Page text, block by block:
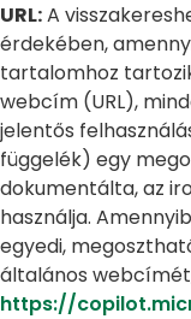
URL:A
érdekében,
tartalomhoz
webcím (URL),
jelentős
függelék) egy
dokumentálta, az
használja.
egyedi,
általános
https://